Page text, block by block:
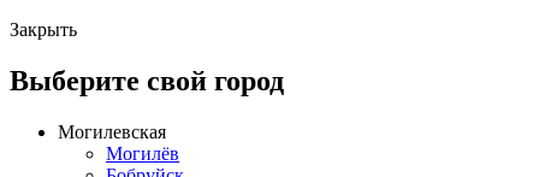
Закрыть
Выберите свой город
Могилевская
Могилёв